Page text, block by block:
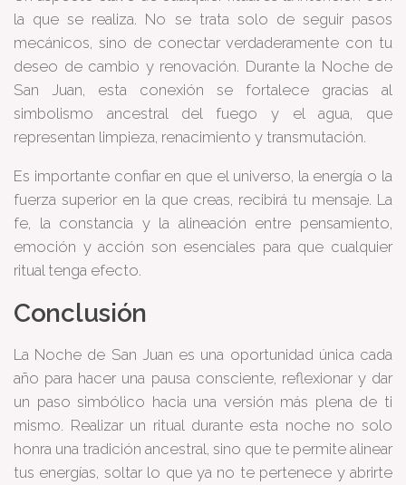
la que se realiza. No se trata solo de seguir pasos
mecánicos, sino de conectar verdaderamente con tu
deseo de cambio y renovación. Durante la Noche de
San Juan, esta conexión se fortalece gracias al
simbolismo ancestral del fuego y el agua, que
representan limpieza, renacimiento y transmutación.
Es importante confiar en que el universo, la energía o la
fuerza superior en la que creas, recibirá tu mensaje. La
fe, la constancia y la alineación entre pensamiento,
emoción y acción son esenciales para que cualquier
ritual tenga efecto.
Conclusión
La Noche de San Juan es una oportunidad única cada
año para hacer una pausa consciente, reflexionar y dar
un paso simbólico hacia una versión más plena de ti
mismo. Realizar un ritual durante esta noche no solo
honra una tradición ancestral, sino que te permite alinear
tus energías, soltar lo que ya no te pertenece y abrirte